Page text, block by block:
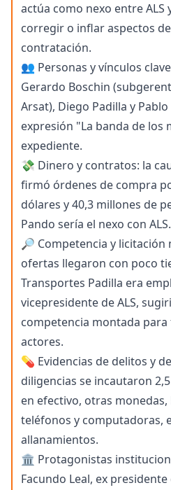
actúa como nexo entre ALS
corregir o inflar aspectos
contratación.
👥 Personas y vínculos
Gerardo Boschin
Arsat), Diego Padilla y
expresión "La banda de los
expediente.
💸 Dinero y contratos: la
firmó órdenes de compra
dólares y 40,3 millones de
Pando sería el nexo con ALS.
🔎 Competencia y licitación
ofertas llegaron con poco
Transportes Padilla era
vicepresidente de ALS,
competencia montada
actores.
💊 Evidencias de delitos y
diligencias se incautaron
en efectivo, otras
teléfonos y computadoras,
allanamientos.
🏛️ Protagonistas
Facundo Leal, ex